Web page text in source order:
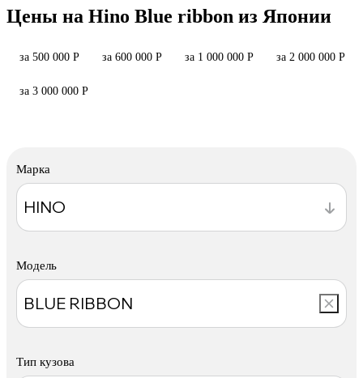
Цены на Hino Blue ribbon из Японии
за 500 000 Р за 600 000 Р за 1 000 000 Р за 2 000 000 Р
за 3 000 000 Р
Марка
Модель
Тип кузова